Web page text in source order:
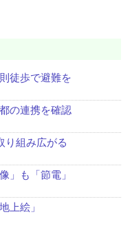
徒歩で避難を
の連携を確認
り組み広がる
」も「節電」
上絵」